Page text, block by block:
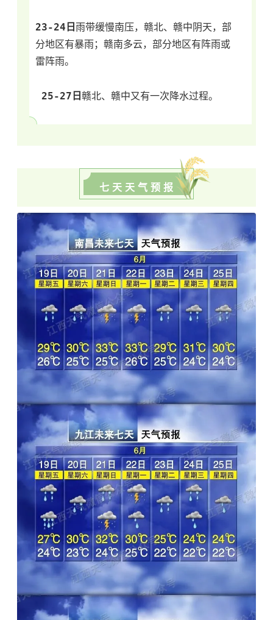
23-24日 雨带缓慢南压，赣北、赣中阴天，部
分地区有暴雨；赣南多云，部分地区有阵雨或
雷阵雨。
25-27日 赣北、赣中又有一次降水过程。
七 天 天 气 预 报